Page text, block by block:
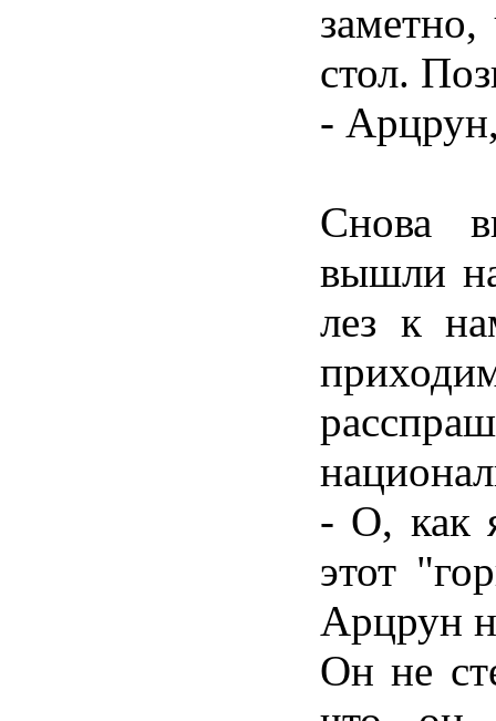
стол.
-
Снова
вышли
лез к
- О, как
этот
Арцрун
Он не